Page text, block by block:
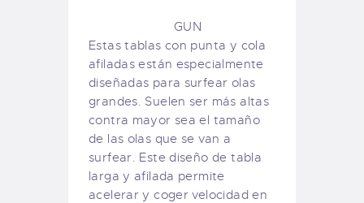
GUN
Estas tablas con punta y cola
afiladas están especialmente
diseñadas para surfear olas
grandes. Suelen ser más altas
contra mayor sea el tamaño
de las olas que se van a
surfear. Este diseño de tabla
larga y afilada permite
acelerar y coger velocidad en